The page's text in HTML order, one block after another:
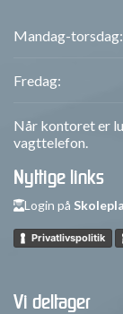
Mandag-torsdag:
Fredag:
Når kontoret er
vagttelefon.
Nyttige links
Login på
Privatlivspolitik
Vi deltager